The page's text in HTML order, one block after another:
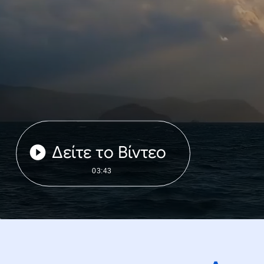
Δείτε το Βίντεο
03:43